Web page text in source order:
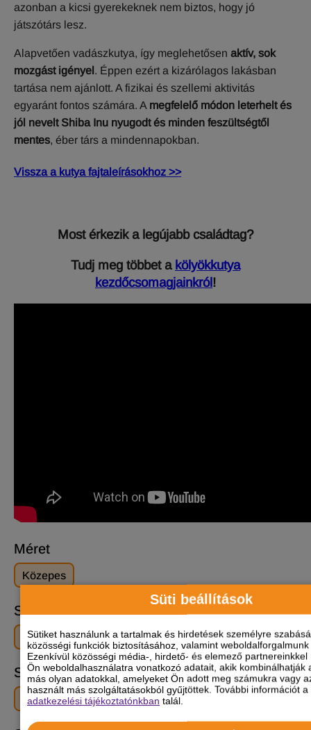
Süti beállítások
Sütiket használunk a tartalmak és hirdetések személyre
közösségi funkciók biztosításához, valamint
Ezenkívül közösségi média-, hirdető- és elemező partnereinkkel
Ön weboldalhasználatra vonatkozó adatait, akik kombinálhatják
más olyan adatokkal, amelyeket Ön adott meg számukra vagy
használt más szolgáltatásokból gyűjtöttek. További információt
adatkezelési tájékoztatónkban talál.
azonban a kicsi gyerekeknek nem biztos, hogy jó
játszótárs lesz.
Alapvetően vadászkutya, így meglehetősen aktív, sok
mozgást igényel . Éppen ezért a kizárólagos lakásban
tartása nem ajánlott. A fizikai és szellemi aktivitás
egyaránt fontos számára. A megfelelő módon leterhelt és
jól nevelt Shiba Inu nyugodt és minden feszültségtől
mentes, éber társ a mindennapokban.
Vissza a kutya fajtaleírásokhoz >>
Most érkezik a legújabb családtag?
Tudj meg többet a kölyökkutya
kezdőcsomagjainkról!
Méret
Közepes
Szőrtípus
Rövid szőrű
Szőr mintázat
Kétszínű Nyereg / Takaró